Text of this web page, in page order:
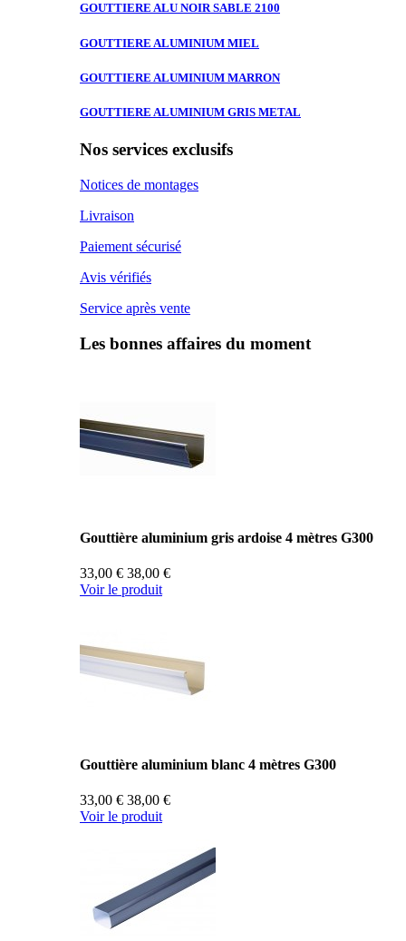
GOUTTIERE ALU NOIR SABLE 2100
GOUTTIERE ALUMINIUM MIEL
GOUTTIERE ALUMINIUM MARRON
GOUTTIERE ALUMINIUM GRIS METAL
Nos services exclusifs
Notices de montages
Livraison
Paiement sécurisé
Avis vérifiés
Service après vente
Les bonnes affaires du moment
Gouttière aluminium gris ardoise 4 mètres G300
33,00 € 38,00 €
Voir le produit
Gouttière aluminium blanc 4 mètres G300
33,00 € 38,00 €
Voir le produit